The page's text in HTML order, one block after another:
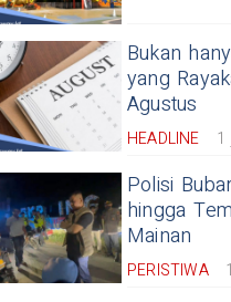
Bukan
yang
Agustus
HEADLINE 1
Polisi
hingga
Mainan
PERISTIWA